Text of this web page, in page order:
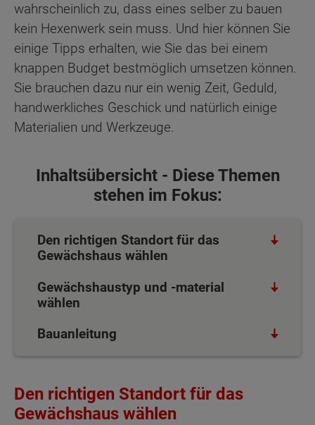
wahrscheinlich zu, dass eines selber zu bauen
kein Hexenwerk sein muss. Und hier können Sie
einige Tipps erhalten, wie Sie das bei einem
knappen Budget bestmöglich umsetzen können.
Sie brauchen dazu nur ein wenig Zeit, Geduld,
handwerkliches Geschick und natürlich einige
Materialien und Werkzeuge.
Inhaltsübersicht - Diese Themen
stehen im Fokus:
Den richtigen Standort für das
Gewächshaus wählen
Gewächshaustyp und -material
wählen
Bauanleitung
Den richtigen Standort für das
Gewächshaus wählen